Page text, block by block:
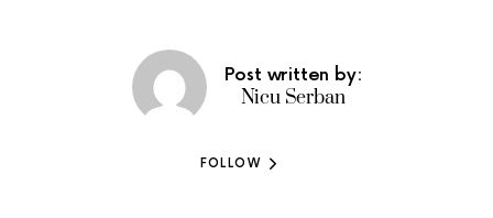
Post written by:
Nicu Serban
FOLLOW